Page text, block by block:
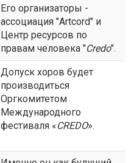
Его организаторы -
ассоциация "Artcord" и
Центр ресурсов по
правам человека "Credo".
Допуск хоров будет
производиться
Оргкомитетом
Международного
фестиваля «CREDO».